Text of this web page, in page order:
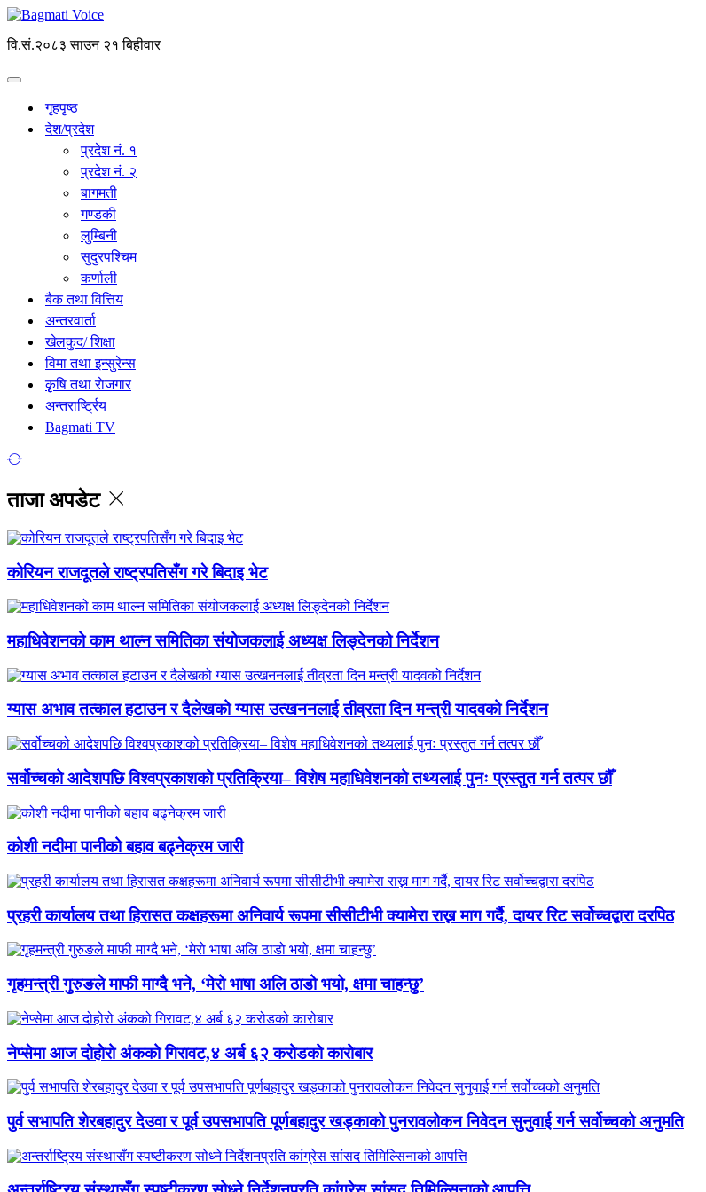
वि.सं.२०८३ साउन २१ बिहीवार
गृहपृष्ठ
देश/प्रदेश
प्रदेश नं. १
प्रदेश नं. २
बागमती
गण्डकी
लुम्बिनी
सुदुरपश्चिम
कर्णाली
बैक तथा वित्तिय
अन्तरवार्ता
खेलकुद/ शिक्षा
विमा तथा इन्सुरेन्स
कृृषि तथा राेजगार
अन्तरार्ष्ट्रिय
Bagmati TV
ताजा अपडेट
कोरियन राजदूतले राष्ट्रपतिसँग गरे बिदाइ भेट
महाधिवेशनको काम थाल्न समितिका संयोजकलाई अध्यक्ष लिङ्देनको निर्देशन
ग्यास अभाव तत्काल हटाउन र दैलेखको ग्यास उत्खननलाई तीव्रता दिन मन्त्री यादवको निर्देशन
सर्वोच्चको आदेशपछि विश्वप्रकाशको प्रतिक्रिया– विशेष महाधिवेशनको तथ्यलाई पुनः प्रस्तुत गर्न तत्पर छौँ
कोशी नदीमा पानीको बहाव बढ्नेक्रम जारी
प्रहरी कार्यालय तथा हिरासत कक्षहरूमा अनिवार्य रूपमा सीसीटीभी क्यामेरा राख्न माग गर्दै, दायर रिट सर्वोच्चद्वारा दरपिठ
गृहमन्त्री गुरुङले माफी माग्दै भने, ‘मेरो भाषा अलि ठाडो भयो, क्षमा चाहन्छु’
नेप्सेमा आज दोहोरो अंकको गिरावट,४ अर्ब ६२ करोडको कारोबार
पुर्व सभापति शेरबहादुर देउवा र पूर्व उपसभापति पूर्णबहादुर खड्काको पुनरावलोकन निवेदन सुनुवाई गर्न सर्वोच्चको अनुमति